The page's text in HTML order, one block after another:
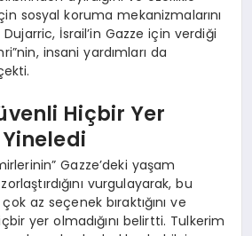
sosyal koruma mekanizmalarını
İsrail’in Gazze için verdiği
insani yardımları da
Hiçbir Yer
Yineledi
Gazze’deki yaşam
vurgulayarak, bu
az seçenek bıraktığını ve
yer olmadığını belirtti. Tulkerim